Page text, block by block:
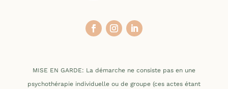
MISE EN GARDE: La démarche ne consiste pas en une
psychothérapie individuelle ou de groupe (ces actes étant